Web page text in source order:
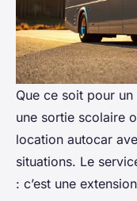
Que ce soit pour
une sortie scolaire
location autocar
situations. Le
: c’est une